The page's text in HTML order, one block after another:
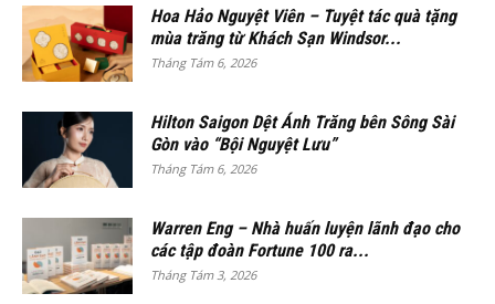
Hoa Hảo Nguyệt Viên – Tuyệt tác quà tặng
mùa trăng từ Khách Sạn Windsor...
Tháng Tám 6, 2026
Hilton Saigon Dệt Ánh Trăng bên Sông Sài
Gòn vào “Bội Nguyệt Lưu”
Tháng Tám 6, 2026
Warren Eng – Nhà huấn luyện lãnh đạo cho
các tập đoàn Fortune 100 ra...
Tháng Tám 3, 2026